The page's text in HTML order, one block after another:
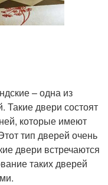
– одна из
Такие двери состоят
которые имеют
тип дверей очень
двери встречаются
таких дверей